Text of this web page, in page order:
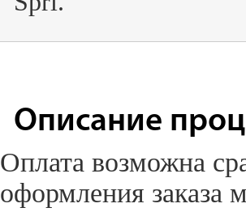
Описание
Оплата возможна
оформления заказа